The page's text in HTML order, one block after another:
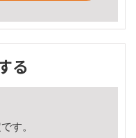
る
す。